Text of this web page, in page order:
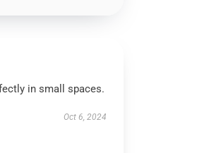
in small spaces.
Oct 6, 2024